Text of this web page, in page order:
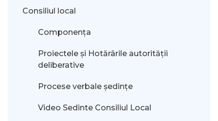
Consiliul local
Componența
Proiectele și Hotărârile autorității
deliberative
Procese verbale ședințe
Video Sedinte Consiliul Local